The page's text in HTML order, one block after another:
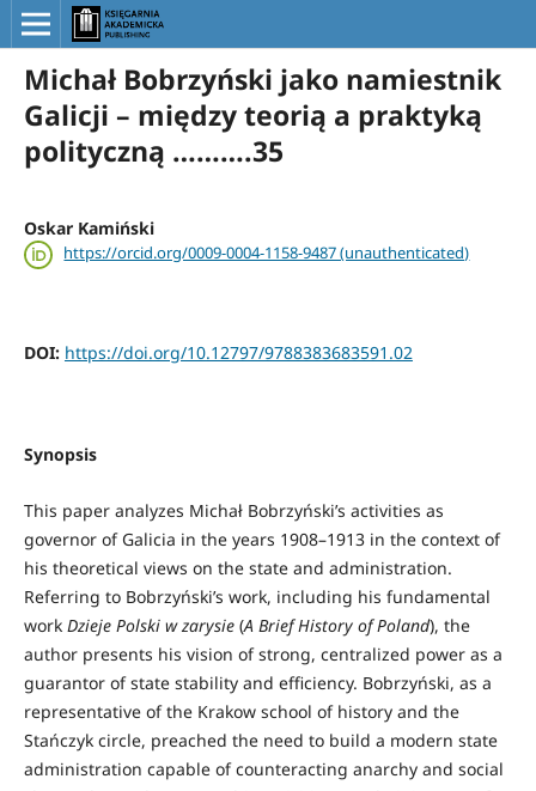
Michał Bobrzyński jako namiestnik
Galicji – między teorią a praktyką
polityczną ……….35
Oskar Kamiński
https://orcid.org/0009-0004-1158-9487 (unauthenticated)
DOI: https://doi.org/10.12797/9788383683591.02
Synopsis
This paper analyzes Michał Bobrzyński’s activities as
governor of Galicia in the years 1908–1913 in the context of
his theoretical views on the state and administration.
Referring to Bobrzyński’s work, including his fundamental
workDzieje Polski w zarysie(A Brief History of Poland), the
author presents his vision of strong, centralized power as a
guarantor of state stability and efficiency. Bobrzyński, as a
representative of the Krakow school of history and the
Stańczyk circle, preached the need to build a modern state
administration capable of counteracting anarchy and social